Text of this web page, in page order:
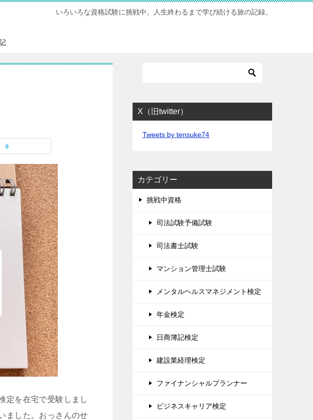
いろいろな資格試験に挑戦中。人生終わるまで学び続ける旅の記録。
0
定を在宅で受験しまし
ました。おっさんのせ
X（旧twitter）
Tweets by tensuke74
カテゴリー
挑戦中資格
司法試験予備試験
司法書士試験
マンション管理士試験
メンタルヘルスマネジメント検定
年金検定
日商簿記検定
建設業経理検定
ファイナンシャルプランナー
ビジネスキャリア検定